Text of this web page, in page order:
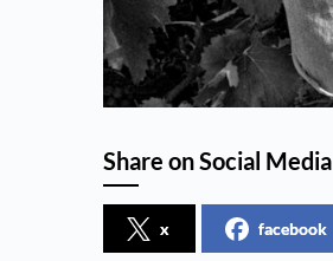
Share on Social Media
x facebook